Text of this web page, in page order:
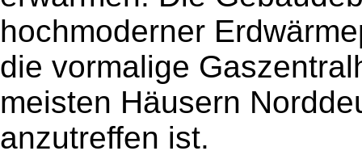
hochmoderner
die vormalige
meisten Häusern
anzutreffen ist.